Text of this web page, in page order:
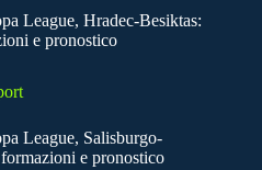
League, Hradec-Besiktas:
e pronostico
League, Salisburgo-
e pronostico